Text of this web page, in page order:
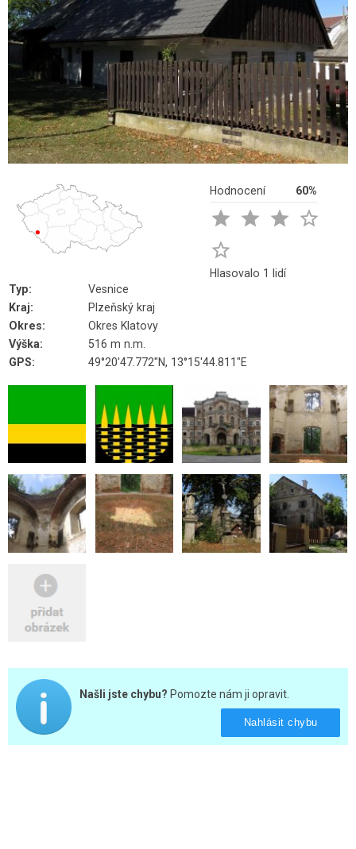
Hodnocení 60%
   

Hlasovalo 1 lidí
Typ:
Vesnice
Kraj:
Plzeňský kraj
Okres:
Okres Klatovy
Výška:
516 m n.m.
GPS:
49°20'47.772"N, 13°15'44.811"E
Našli jste chybu? Pomozte nám ji opravit.
Nahlásit chybu